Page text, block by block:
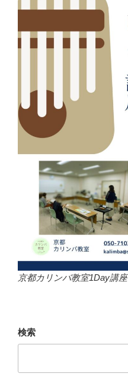
京都カリンバ教室1Day講座
検索